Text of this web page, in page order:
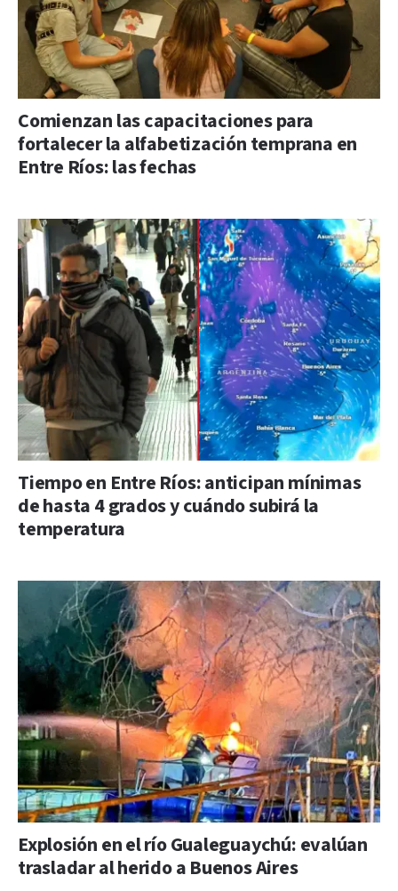
Comienzan las capacitaciones para
fortalecer la alfabetización temprana en
Entre Ríos: las fechas
Tiempo en Entre Ríos: anticipan mínimas
de hasta 4 grados y cuándo subirá la
temperatura
Explosión en el río Gualeguaychú: evalúan
trasladar al herido a Buenos Aires